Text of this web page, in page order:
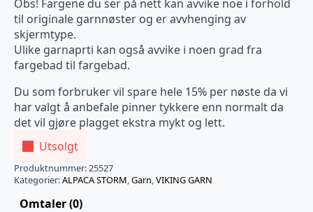
Obs! Fargene du ser på nett kan avvike noe i forhold
til originale garnnøster og er avvhenging av
skjermtype.
Ulike garnaprti kan også avvike i noen grad fra
fargebad til fargebad.
Du som forbruker vil spare hele 15% per nøste da vi
har valgt å anbefale pinner tykkere enn normalt da
det vil gjøre plagget ekstra mykt og lett.
Utsolgt
Produktnummer:25527
Kategorier:ALPACA STORM,Garn,VIKING GARN
Omtaler (0)